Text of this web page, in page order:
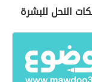
النحل للبشرة